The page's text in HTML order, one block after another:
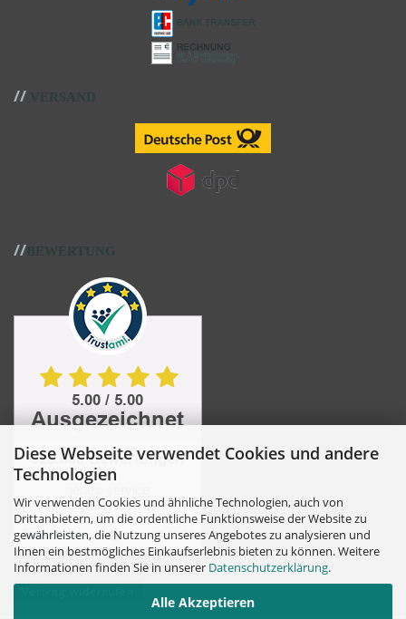
Diese Webseite verwendet Cookies und andere
Technologien
Wir verwenden Cookies und ähnliche Technologien, auch von
Drittanbietern, um die ordentliche Funktionsweise der Website zu
gewährleisten, die Nutzung unseres Angebotes zu analysieren und
Ihnen ein bestmögliches Einkaufserlebnis bieten zu können. Weitere
Informationen finden Sie in unserer Datenschutzerklärung.
Alle Akzeptieren
// VERSAND
//BEWERTUNG